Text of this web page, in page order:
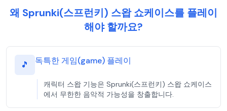
왜 Sprunki(스프런키) 스왑 쇼케이스를 플레이
해야 할까요?
🎵 독특한 게임(game) 플레이
캐릭터 스왑 기능은 Sprunki(스프런키) 스왑 쇼케이스
에서 무한한 음악적 가능성을 창출합니다.